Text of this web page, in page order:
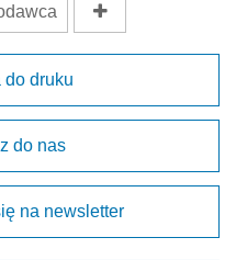
do druku
do nas
na newsletter